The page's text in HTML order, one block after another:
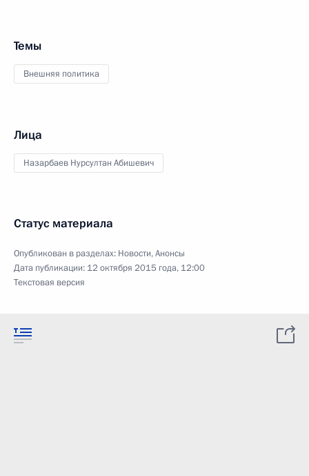
Темы
Внешняя политика
Лица
Назарбаев Нурсултан Абишевич
Статус материала
Опубликован в разделах: Новости,Анонсы
Дата публикации: 12 октября 2015 года, 12:00
Текстовая версия